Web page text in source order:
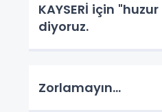
KAYSERİ için
diyoruz.
Zorlamayın...